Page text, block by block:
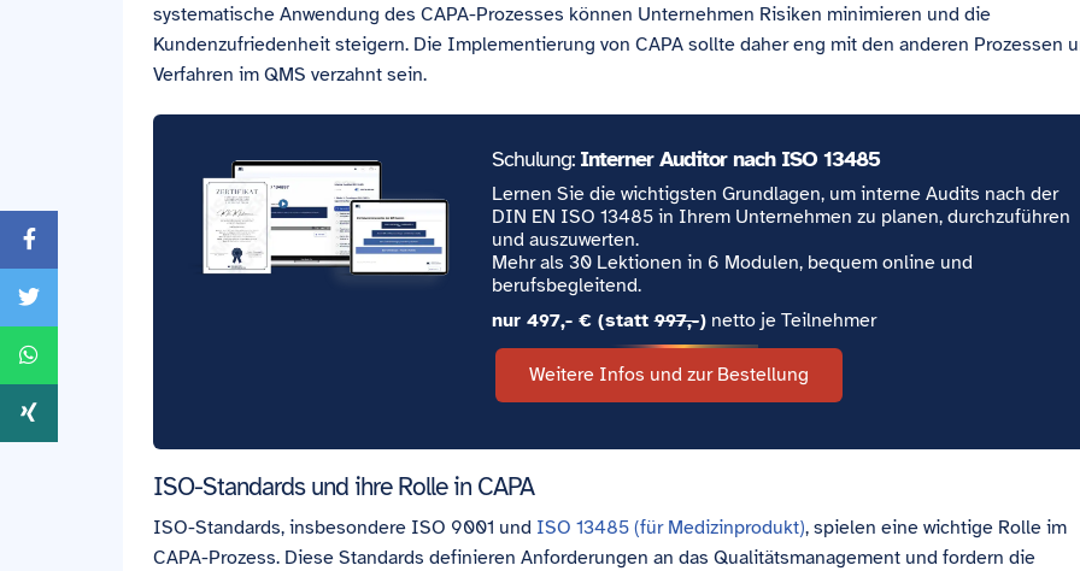
systematische Anwendung des CAPA-Prozesses können Unternehmen Risiken minimieren und die
Kundenzufriedenheit steigern. Die Implementierung von CAPA sollte daher eng mit den anderen Prozessen
Verfahren im QMS verzahnt sein.
Schulung: Interner Auditor nach ISO 13485
Lernen Sie die wichtigsten Grundlagen, um interne Audits nach der
DIN EN ISO 13485 in Ihrem Unternehmen zu planen, durchzuführen
und auszuwerten.
Mehr als 30 Lektionen in 6 Modulen, bequem online und
berufsbegleitend.
nur 497,- € (statt997,-)netto je Teilnehmer
Weitere Infos und zur Bestellung
ISO-Standards und ihre Rolle in CAPA
ISO-Standards, insbesondere ISO 9001 und ISO 13485 (für Medizinprodukt), spielen eine wichtige Rolle im
CAPA-Prozess. Diese Standards definieren Anforderungen an das Qualitätsmanagement und fordern die